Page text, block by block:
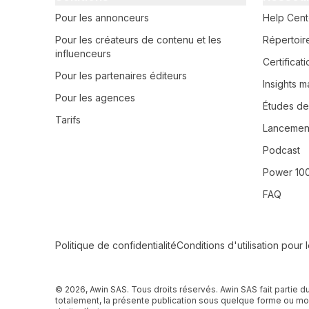
Pour les annonceurs
Pour les créateurs de contenu et les
influenceurs
Pour les partenaires éditeurs
Pour les agences
Tarifs
Help
Insights
Études
Podcast
Power
FAQ
Secondary Footer Navigation
Politique de confidentialitéConditions d'utilisation pour
© 2026, Awin SAS. Tous droits réservés. Awin SAS fait partie
totalement, la présente publication sous quelque forme ou